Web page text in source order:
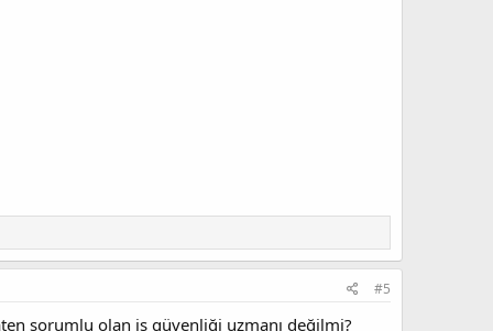
#5
sorumlu olan iş güvenliği uzmanı değilmi?